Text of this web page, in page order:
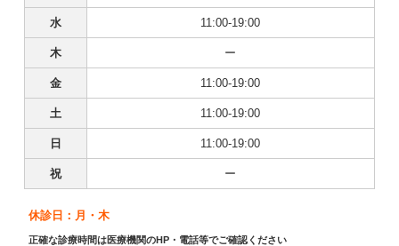
水 11:00-19:00
木 ー
金 11:00-19:00
土 11:00-19:00
日 11:00-19:00
祝 ー
休診日：月・木
正確な診療時間は医療機関のHP・電話等でご確認ください